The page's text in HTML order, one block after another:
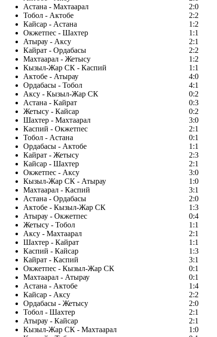
Астана - Махтаарал
2:0
Тобол - Актобе
2:2
Кайсар - Астана
1:2
Окжетпес - Шахтер
1:1
Атырау - Аксу
2:1
Кайрат - Ордабасы
2:2
Махтаарал - Жетысу
1:2
Кызыл-Жар СК - Каспий
1:1
Актобе - Атырау
4:0
Ордабасы - Тобол
4:1
Аксу - Кызыл-Жар СК
0:2
Астана - Кайрат
0:3
Жетысу - Кайсар
0:2
Шахтер - Махтаарал
3:0
Каспий - Окжетпес
2:1
Тобол - Астана
0:1
Ордабасы - Актобе
1:1
Кайрат - Жетысу
2:3
Кайсар - Шахтер
2:1
Окжетпес - Аксу
3:0
Кызыл-Жар СК - Атырау
1:0
Махтаарал - Каспий
3:1
Астана - Ордабасы
2:0
Актобе - Кызыл-Жар СК
1:3
Атырау - Окжетпес
0:4
Жетысу - Тобол
1:1
Аксу - Махтаарал
2:1
Шахтер - Кайрат
1:1
Каспий - Кайсар
1:3
Кайрат - Каспий
3:1
Окжетпес - Кызыл-Жар СК
0:1
Махтаарал - Атырау
0:1
Астана - Актобе
1:4
Кайсар - Аксу
2:2
Ордабасы - Жетысу
2:0
Тобол - Шахтер
2:1
Атырау - Кайсар
2:1
Кызыл-Жар СК - Махтаарал
1:0